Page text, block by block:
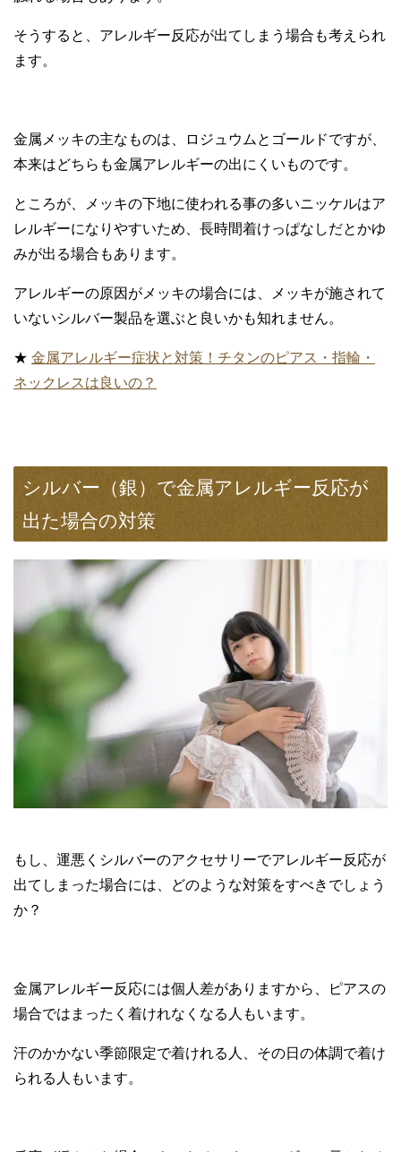
そうすると、アレルギー反応が出てしまう場合も考えられ
ます。
金属メッキの主なものは、ロジュウムとゴールドですが、
本来はどちらも金属アレルギーの出にくいものです。
ところが、メッキの下地に使われる事の多いニッケルはア
レルギーになりやすいため、長時間着けっぱなしだとかゆ
みが出る場合もあります。
アレルギーの原因がメッキの場合には、メッキが施されて
いないシルバー製品を選ぶと良いかも知れません。
★ 金属アレルギー症状と対策！チタンのピアス・指輪・
ネックレスは良いの？
シルバー（銀）で金属アレルギー反応が
出た場合の対策
もし、運悪くシルバーのアクセサリーでアレルギー反応が
出てしまった場合には、どのような対策をすべきでしょう
か？
金属アレルギー反応には個人差がありますから、ピアスの
場合ではまったく着けれなくなる人もいます。
汗のかかない季節限定で着けれる人、その日の体調で着け
られる人もいます。